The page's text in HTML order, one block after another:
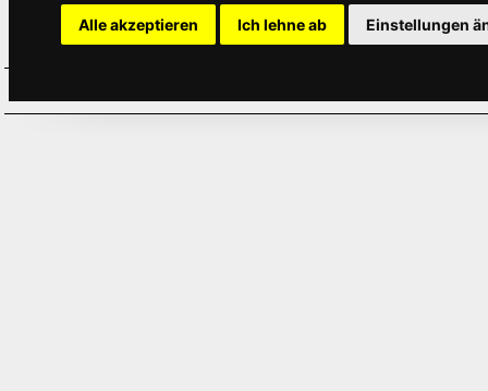
Alle akzeptieren Ich lehne ab Einstellungen